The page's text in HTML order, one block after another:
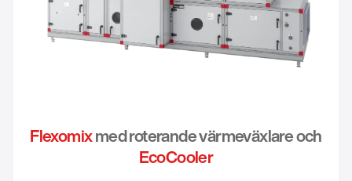
Flexomixmed roterande värmeväxlare och
EcoCooler